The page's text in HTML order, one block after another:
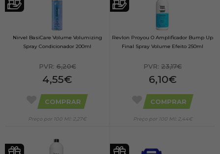
Nirvel BasiCare Volume Volumizing
Spray Condicionador 200ml
PVR:6,20€
4,55€
COMPRAR
Preço por 100 Ml: 2,27€
Revlon Proyou O Amplificador Bump Up
Final Spray Volume Efeito 250ml
PVR: 23,17€
6,10€
COMPRAR
Preço por 100 Ml: 2,44€